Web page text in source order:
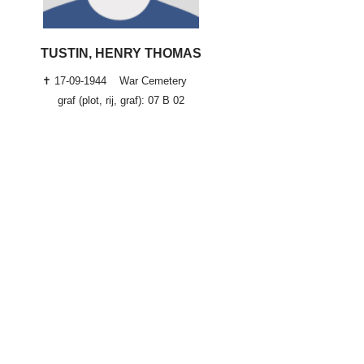
TUSTIN, HENRY THOMAS
✝ 17-09-1944
War Cemetery
graf (plot, rij, graf): 07 B 02